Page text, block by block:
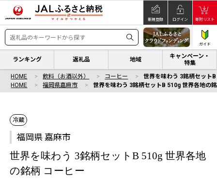
新規登録 ログイン 寄附リスト
ガイド
ランキング 返礼品 地域
キャンペーン・
特集
HOME 飲料（お酒以外） コーヒー
世界を味わう 3銘柄セット
HOME
福岡県嘉麻市 世界を味わう 3銘柄セットB 510g 世界各地の
冷蔵
福岡県 嘉麻市
世界を味わう 3銘柄セットB 510g 世界各地
の銘柄 コーヒー